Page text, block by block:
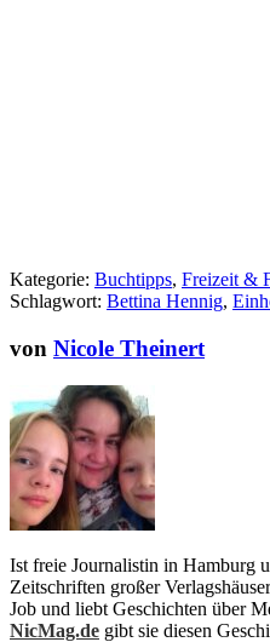
Kategorie: Buchtipps, Freizeit &
Schlagwort: Bettina Hennig,
von Nicole Theinert
Ist freie Journalistin in Hamburg
Zeitschriften großer
Job und liebt Geschichten über
NicMag.de gibt sie diesen